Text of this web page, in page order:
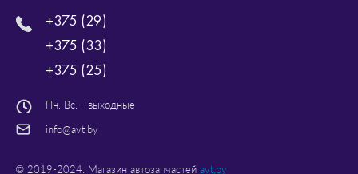
+375 (29)
+375 (33)
+375 (25)
Пн. Вс. - выходные
info@avt.by
© 2019-2024. Магазин автозапчастей avt.by